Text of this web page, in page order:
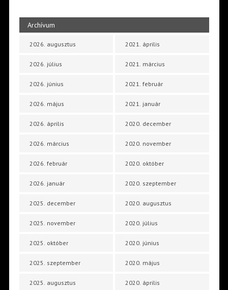
Archívum
2026. augusztus
2026. július
2026. június
2026. május
2026. április
2026. március
2026. február
2026. január
2025. december
2025. november
2025. október
2025. szeptember
2025. augusztus
2021. április
2021. március
2021. február
2021. január
2020. december
2020. november
2020. október
2020. szeptember
2020. augusztus
2020. július
2020. június
2020. május
2020. április